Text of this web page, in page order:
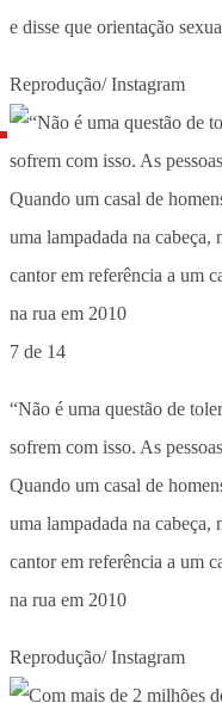
e disse que orientação
Reprodução/ Instagram
7 de 14
“Não é uma questão de
sofrem com isso. As
Quando um casal de
uma lampadada na cabeça,
cantor em referência a um
na rua em 2010
Reprodução/ Instagram